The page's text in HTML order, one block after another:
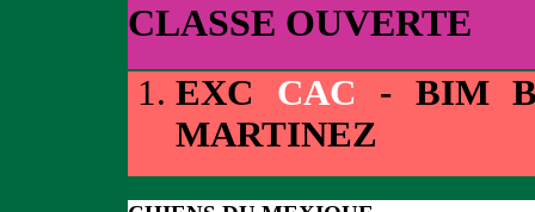
CLASSE OUVERTE
EXC CAC - BIM
MARTINEZ